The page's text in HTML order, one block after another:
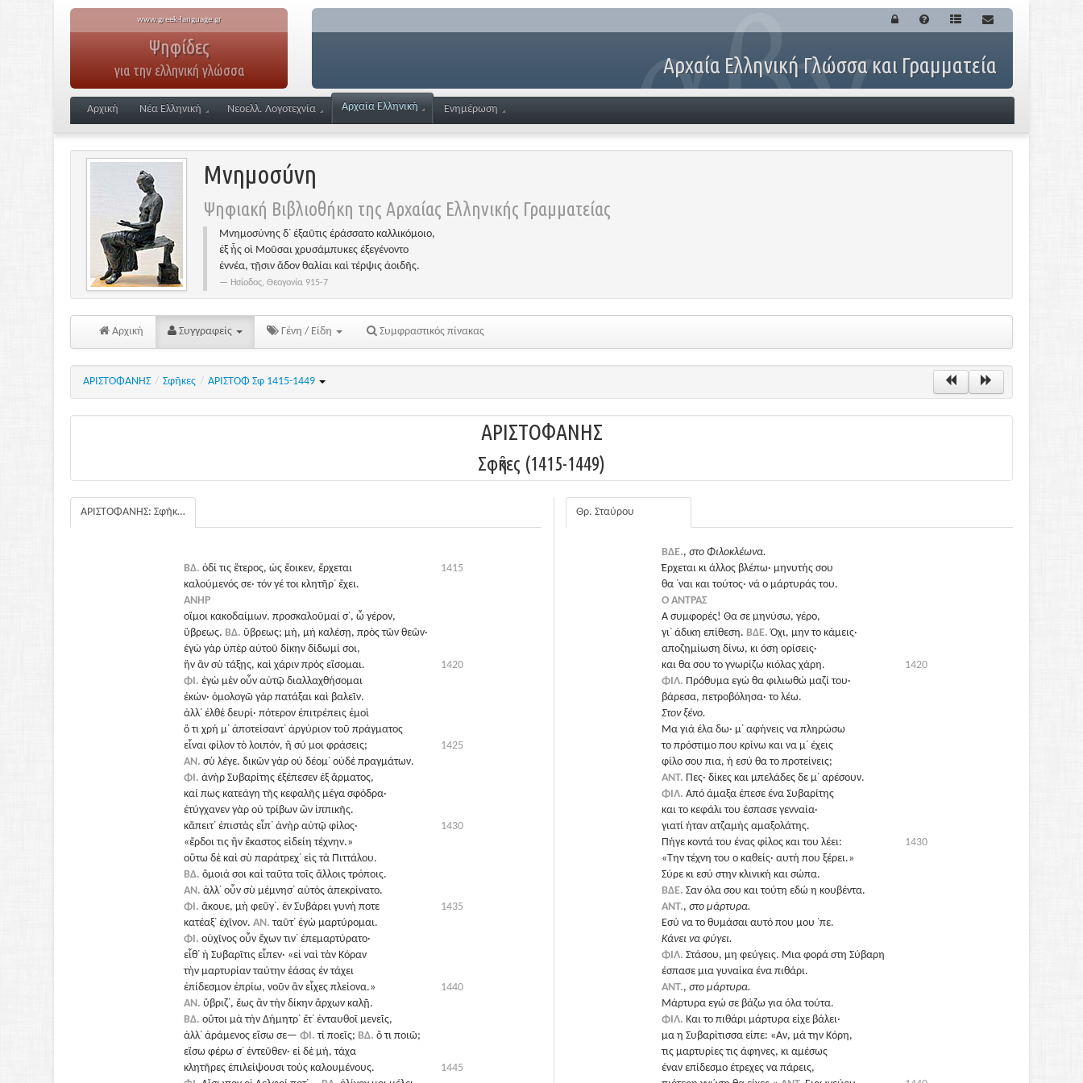
www.greek-language.gr
Ψηφίδες
για την ελληνική γλώσσα Αρχαία Ελληνική Γλώσσα και Γραμματεία
Αρχική Νέα Ελληνική Νεοελλ. Λογοτεχνία Αρχαία Ελληνική Ενημέρωση
Μνημοσύνη
Ψηφιακή Βιβλιοθήκη της Αρχαίας Ελληνικής Γραμματείας
Μνημοσύνης δ᾽ ἐξαῦτις ἐράσσατο καλλικόμοιο,
ἐξ ἧς οἱ Μοῦσαι χρυσάμπυκες ἐξεγένοντο
ἐννέα, τῇσιν ἅδον θαλίαι καὶ τέρψις ἀοιδῆς.
Ησίοδος, Θεογονία 915-7
Αρχική Συγγραφείς Γένη / Είδη Συμφραστικός πίνακας
ΑΡΙΣΤΟΦΑΝΗΣ / Σφῆκες / ΑΡΙΣΤΟΦ Σφ 1415-1449
ΑΡΙΣΤΟΦΑΝΗΣ
Σφῆκες (1415-1449)
ΑΡΙΣΤΟΦΑΝΗΣ: Σφῆκες
1415
ΒΔ. ὁδί τις ἕτερος, ὡς ἔοικεν, ἔρχεται
καλούμενός σε· τόν γέ τοι κλητῆρ᾽ ἔχει.
ΑΝΗΡ
οἴμοι κακοδαίμων. προσκαλοῦμαί σ᾽, ὦ γέρον,
ὕβρεως. ΒΔ. ὕβρεως; μή, μὴ καλέσῃ, πρὸς τῶν θεῶν·
ἐγὼ γὰρ ὑπὲρ αὐτοῦ δίκην δίδωμί σοι,
1420
ἣν ἂν σὺ τάξῃς, καὶ χάριν πρὸς εἴσομαι.
ΦΙ. ἐγὼ μὲν οὖν αὐτῷ διαλλαχθήσομαι
ἑκών· ὁμολογῶ γὰρ πατάξαι καὶ βαλεῖν.
ἀλλ᾽ ἐλθὲ δευρί· πότερον ἐπιτρέπεις ἐμοὶ
ὅ τι χρή μ᾽ ἀποτείσαντ᾽ ἀργύριον τοῦ πράγματος
1425
εἶναι φίλον τὸ λοιπόν, ἢ σύ μοι φράσεις;
ΑΝ. σὺ λέγε. δικῶν γὰρ οὐ δέομ᾽ οὐδὲ πραγμάτων.
ΦΙ. ἀνὴρ Συβαρίτης ἐξέπεσεν ἐξ ἅρματος,
καί πως κατεάγη τῆς κεφαλῆς μέγα σφόδρα·
ἐτύγχανεν γὰρ οὐ τρίβων ὢν ἱππικῆς.
1430
κἄπειτ᾽ ἐπιστὰς εἶπ᾽ ἀνὴρ αὐτῷ φίλος·
«ἔρδοι τις ἣν ἕκαστος εἰδείη τέχνην.»
οὕτω δὲ καὶ σὺ παράτρεχ᾽ εἰς τὰ Πιττάλου.
ΒΔ. ὅμοιά σοι καὶ ταῦτα τοῖς ἄλλοις τρόποις.
ΑΝ. ἀλλ᾽ οὖν σὺ μέμνησ᾽ αὐτὸς ἁπεκρίνατο.
1435
ΦΙ. ἄκουε, μὴ φεῦγ᾽. ἐν Συβάρει γυνή ποτε
κατέαξ᾽ ἐχῖνον. ΑΝ. ταῦτ᾽ ἐγὼ μαρτύρομαι.
ΦΙ. οὑχῖνος οὖν ἔχων τιν᾽ ἐπεμαρτύρατο·
εἶθ᾽ ἡ Συβαρῖτις εἶπεν· «εἰ ναὶ τὰν Κόραν
τὴν μαρτυρίαν ταύτην ἐάσας ἐν τάχει
1440
ἐπίδεσμον ἐπρίω, νοῦν ἂν εἶχες πλείονα.»
ΑΝ. ὕβριζ᾽, ἕως ἂν τὴν δίκην ἅρχων καλῇ.
ΒΔ. οὔτοι μὰ τὴν Δήμητρ᾽ ἔτ᾽ ἐνταυθοῖ μενεῖς,
ἀλλ᾽ ἀράμενος εἴσω σε— ΦΙ. τί ποεῖς; ΒΔ. ὅ τι ποιῶ;
εἴσω φέρω σ᾽ ἐντεῦθεν· εἰ δὲ μή, τάχα
1445
κλητῆρες ἐπιλείψουσι τοὺς καλουμένους.
Θρ. Σταύρου
ΒΔΕ., στο Φιλοκλέωνα.
Έρχεται κι άλλος βλέπω· μηνυτής σου
θα ᾽ναι και τούτος· νά ο μάρτυράς του.
Ο ΑΝΤΡΑΣ
Α συμφορές! Θα σε μηνύσω, γέρο,
γι᾽ άδικη επίθεση. ΒΔΕ.Όχι, μην το κάμεις·
αποζημίωση δίνω, κι όση ορίσεις·
1420
και θα σου το γνωρίζω κιόλας χάρη.
ΦΙΛ. Πρόθυμα εγώ θα φιλιωθώ μαζί του·
βάρεσα, πετροβόλησα· το λέω.
Στον ξένο.
Μα γιά έλα δω· μ᾽ αφήνεις να πληρώσω
το πρόστιμο που κρίνω και να μ᾽ έχεις
φίλο σου πια, ή εσύ θα το προτείνεις;
ΑΝΤ. Πες· δίκες και μπελάδες δε μ᾽ αρέσουν.
ΦΙΛ. Από άμαξα έπεσε ένα Συβαρίτης
και το κεφάλι του έσπασε γενναία·
γιατί ήταν ατζαμής αμαξολάτης.
1430
Πήγε κοντά του ένας φίλος και του λέει:
«Την τέχνη του ο καθείς· αυτή που ξέρει.»
Σύρε κι εσύ στην κλινική και σώπα.
ΒΔΕ. Σαν όλα σου και τούτη εδώ η κουβέντα.
ΑΝΤ., στο μάρτυρα.
Εσύ να το θυμάσαι αυτό που μου ᾽πε.
Κάνει να φύγει.
ΦΙΛ. Στάσου, μη φεύγεις. Μια φορά στη Σύβαρη
έσπασε μια γυναίκα ένα πιθάρι.
ΑΝΤ., στο μάρτυρα.
Μάρτυρα εγώ σε βάζω για όλα τούτα.
ΦΙΛ. Και το πιθάρι μάρτυρα είχε βάλει·
μα η Συβαρίτισσα είπε: «Αν, μά την Κόρη,
τις μαρτυρίες τις άφηνες, κι αμέσως
έναν επίδεσμο έτρεχες να πάρεις,